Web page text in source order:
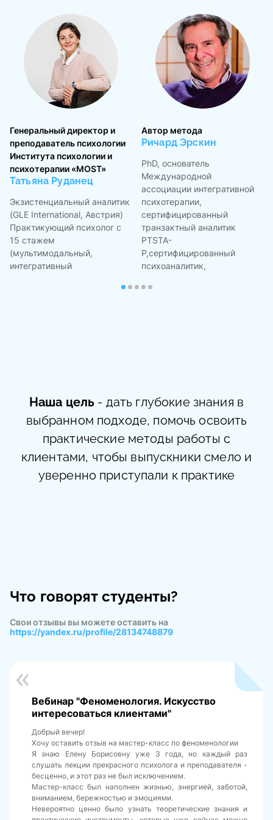
Генеральный директор и
преподаватель психологии
Института психологии и
психотерапии «MOST»
Татьяна Руданец
Экзистенциальный аналитик
(GLE International, Австрия)
Практикующий психолог с
15 стажем
(мультимодальный,
интегративный
Автор метода
Ричард Эрскин
PhD, основатель
Международной
ассоциации интегративной
психотерапии,
сертифицированный
транзактный аналитик
PTSTA-
P,сертифицированный
психоаналитик,
гештальт-терапевт
Наша цель - дать глубокие знания в
выбранном подходе, помочь освоить
практические методы работы с
клиентами, чтобы выпускники смело и
уверенно приступали к практике
Что говорят студенты?
Свои отзывы вы можете оставить на
https://yandex.ru/profile/28134748879
Вебинар "Феноменология. Искусство
интересоваться клиентами"
Добрый вечер!
Хочу оставить отзыв на мастер-класс по феноменологии
Я знаю Елену Борисовну уже 3 года, но каждый раз
слушать лекции прекрасного психолога и преподавателя -
бесценно, и этот раз не был исключением.
Мастер-класс был наполнен жизнью, энергией, заботой,
вниманием, бережностью и эмоциями.
Невероятно ценно было узнать теоретические знания и